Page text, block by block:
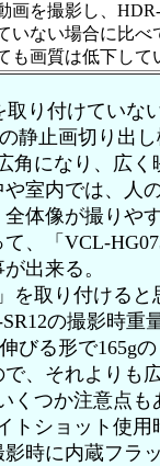
を撮影し、
いない場合に比べ
画質は低下して
り付けていな
静止画切り出
角になり、広
室内では、人
体像が撮りや
、「VCL-
出来る。
取り付ける
の撮影時
びる形で165g
、それよりも
つか注意点
トショット使
時に内蔵フラ